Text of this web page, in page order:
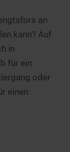
an
kann? Auf
in
für ein
oder
einen